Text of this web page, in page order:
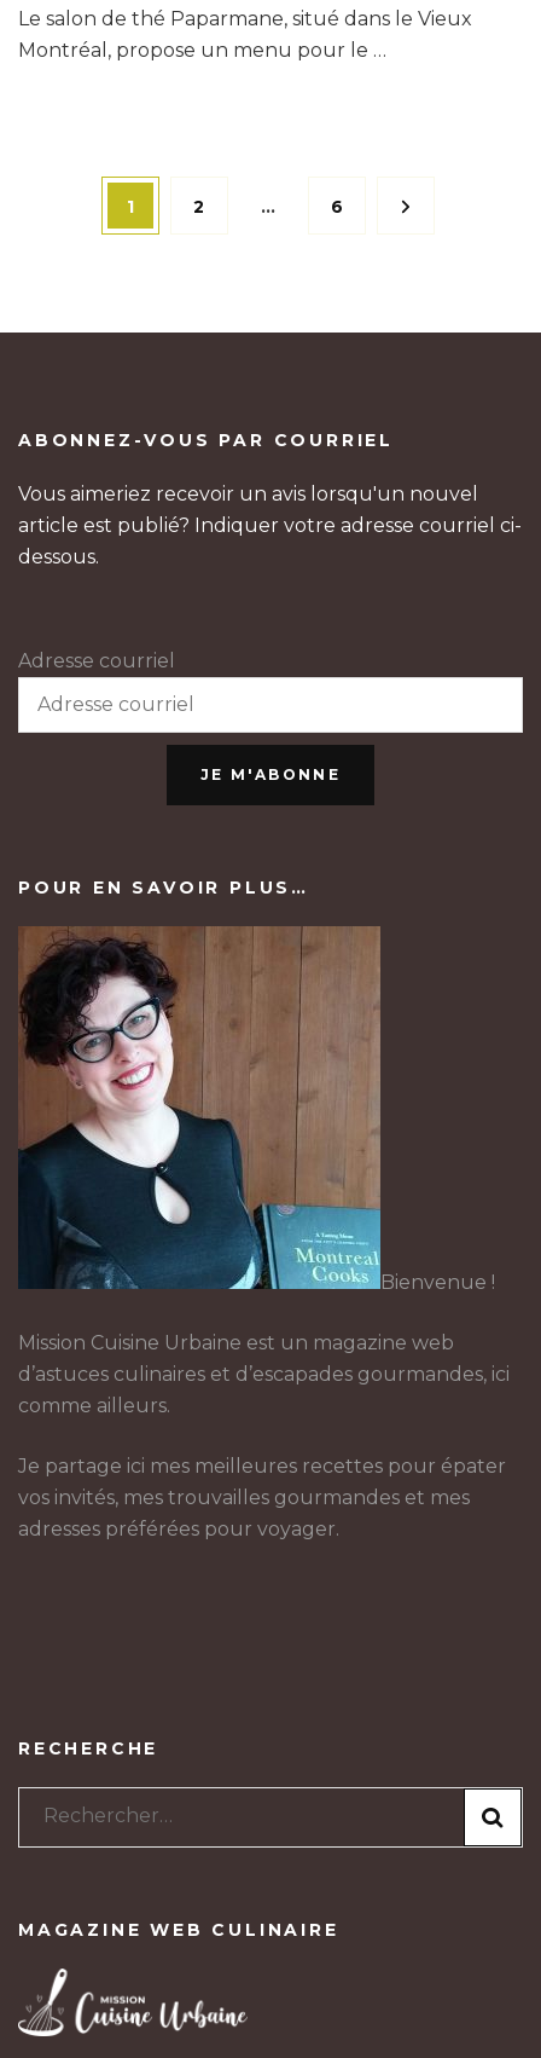
Le salon de thé Paparmane, situé dans le Vieux
Montréal, propose un menu pour le …
Pagination
Page
1 Page
2 … Page
6
ABONNEZ-VOUS PAR COURRIEL
Vous aimeriez recevoir un avis lorsqu'un nouvel
article est publié? Indiquer votre adresse courriel ci-
dessous.
Adresse courriel
JE M'ABONNE
POUR EN SAVOIR PLUS…
Bienvenue !
Mission Cuisine Urbaine est un magazine web
d’astuces culinaires et d’escapades gourmandes, ici
comme ailleurs.
Je partage ici mes meilleures recettes pour épater
vos invités, mes trouvailles gourmandes et mes
adresses préférées pour voyager.
RECHERCHE
Rechercher :
MAGAZINE WEB CULINAIRE